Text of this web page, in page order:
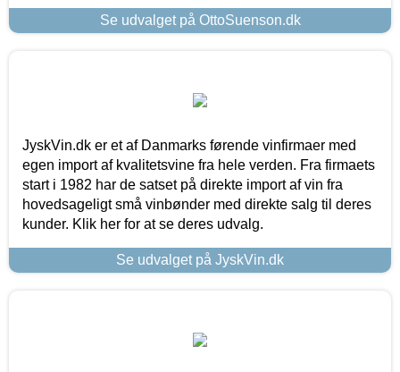
Se udvalget på OttoSuenson.dk
JyskVin.dk er et af Danmarks førende vinfirmaer med
egen import af kvalitetsvine fra hele verden. Fra firmaets
start i 1982 har de satset på direkte import af vin fra
hovedsageligt små vinbønder med direkte salg til deres
kunder. Klik her for at se deres udvalg.
Se udvalget på JyskVin.dk